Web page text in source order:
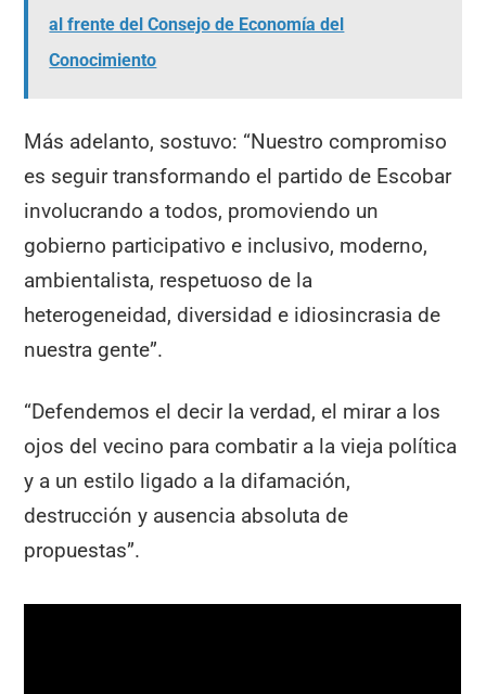
al frente del Consejo de Economía del
Conocimiento
Más adelanto, sostuvo: “Nuestro compromiso
es seguir transformando el partido de Escobar
involucrando a todos, promoviendo un
gobierno participativo e inclusivo, moderno,
ambientalista, respetuoso de la
heterogeneidad, diversidad e idiosincrasia de
nuestra gente”.
“Defendemos el decir la verdad, el mirar a los
ojos del vecino para combatir a la vieja política
y a un estilo ligado a la difamación,
destrucción y ausencia absoluta de
propuestas”.